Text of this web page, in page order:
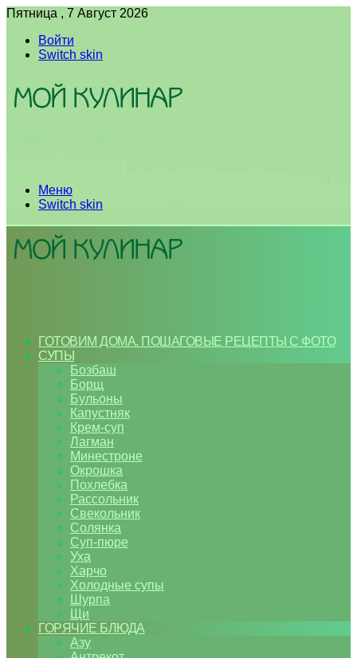
Пятница , 7 Август 2026
Войти
Switch skin
Меню
Switch skin
ГОТОВИМ ДОМА. ПОШАГОВЫЕ РЕЦЕПТЫ С ФОТО
СУПЫ
Бозбаш
Борщ
Бульоны
Капустняк
Крем-суп
Лагман
Минестроне
Окрошка
Похлебка
Рассольник
Свекольник
Солянка
Суп-пюре
Уха
Харчо
Холодные супы
Шурпа
Щи
ГОРЯЧИЕ БЛЮДА
Азу